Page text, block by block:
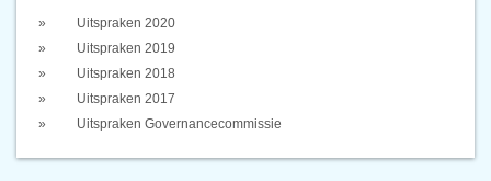
Uitspraken 2020
Uitspraken 2019
Uitspraken 2018
Uitspraken 2017
Uitspraken Governancecommissie